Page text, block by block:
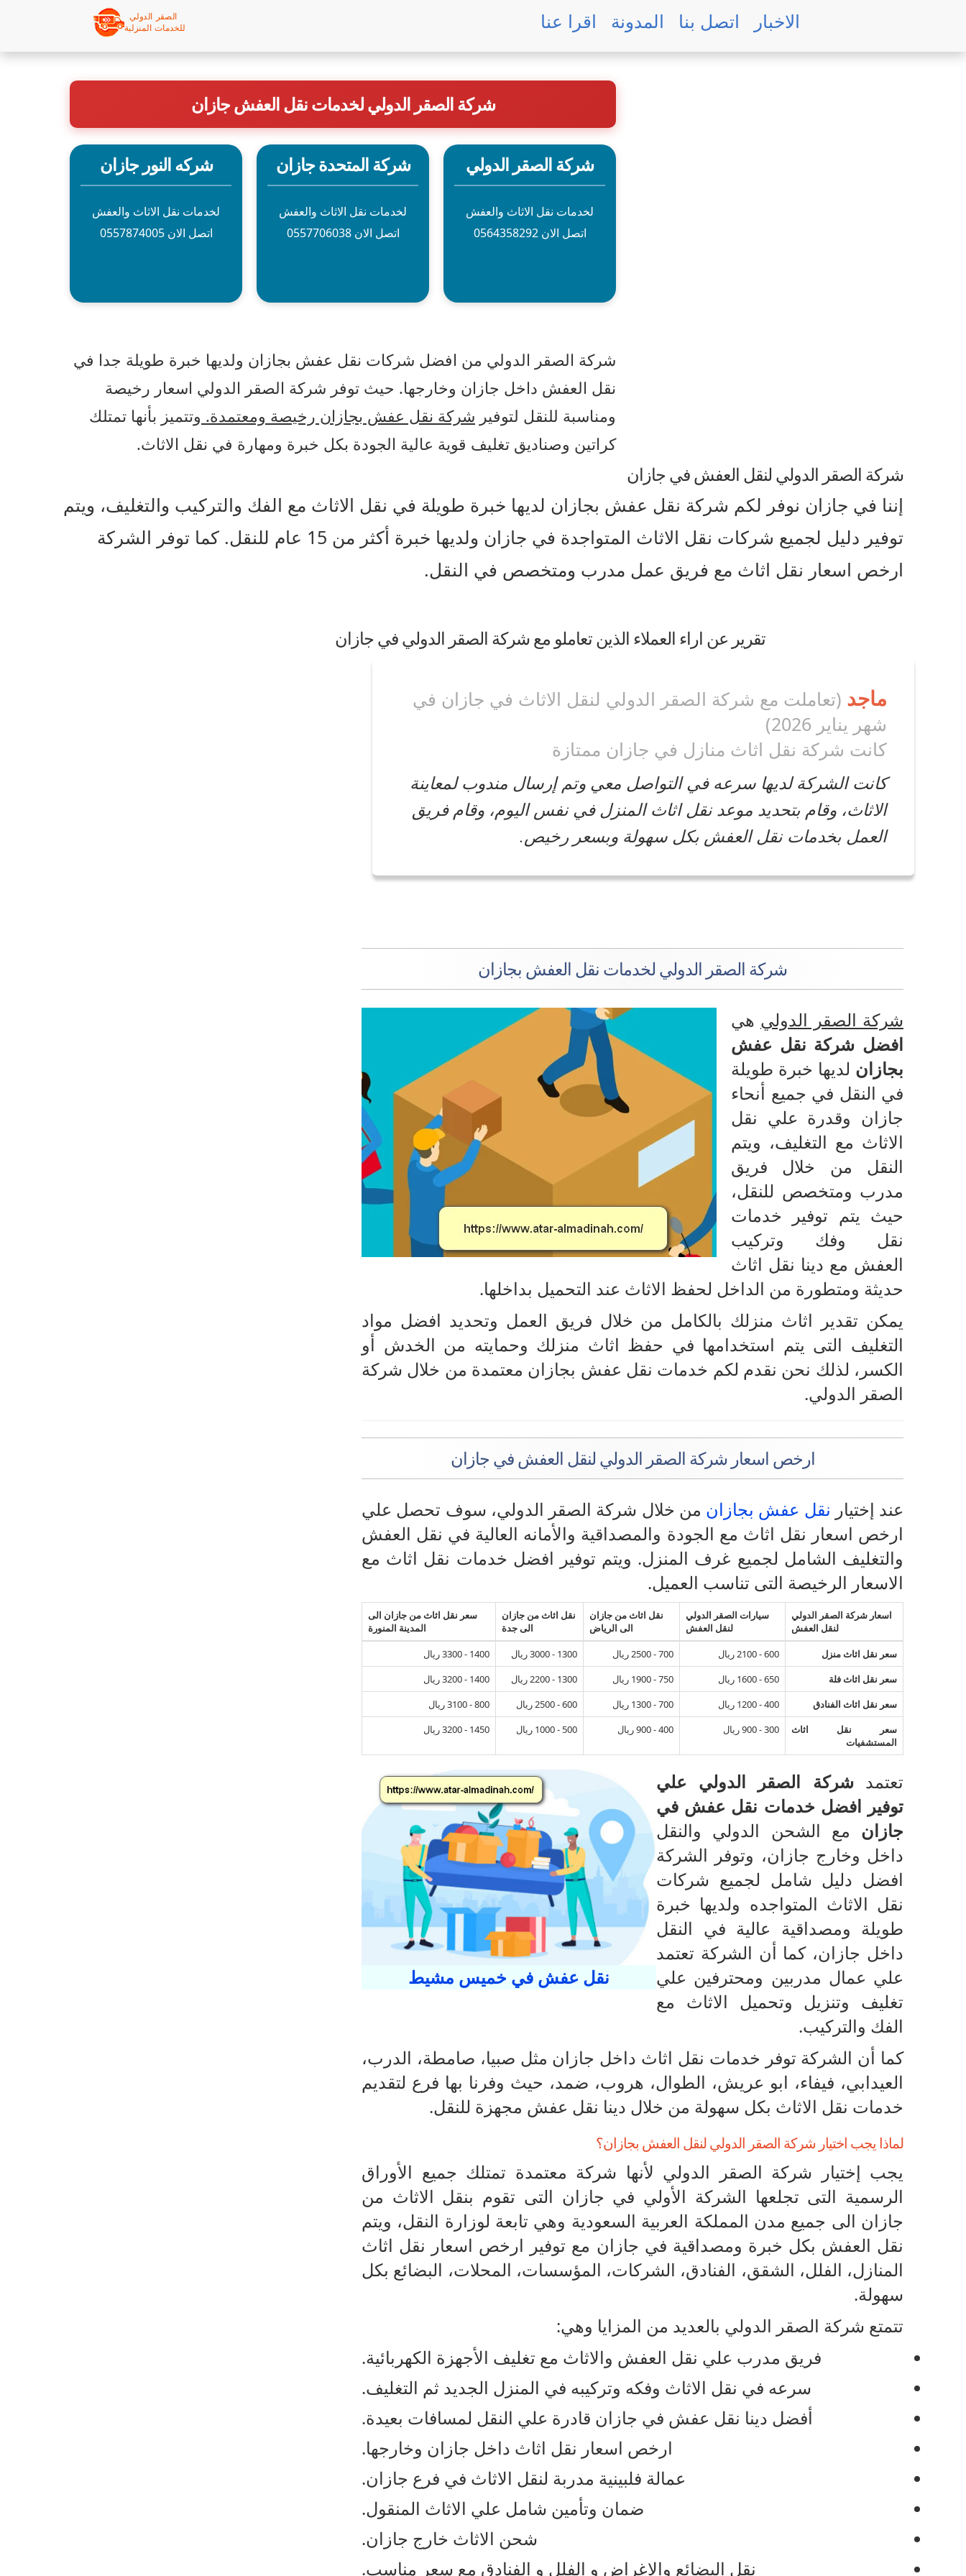
to
اقرا عنا المدونة اتصل بنا الاخبار
شركة الصقر الدولي لخدمات نقل العفش جازان
شركة الصقر الدولي
لخدمات نقل الاثاث والعفش
اتصل الان 0564358292
شركة المتحدة جازان
لخدمات نقل الاثاث والعفش
اتصل الان 0557706038
شركه النور جازان
لخدمات نقل الاثاث والعفش
اتصل الان 0557874005
شركة الصقر الدولي من افضل شركات نقل عفش بجازان ولديها خبرة طويلة جدا في
نقل العفش داخل جازان وخارجها. حيث توفر شركة الصقر الدولي اسعار رخيصة
ومناسبة للنقل لتوفير شركة نقل عفش بجازان رخيصة ومعتمدة. وتتميز بأنها تمتلك
كراتين وصناديق تغليف قوية عالية الجودة بكل خبرة ومهارة في نقل الاثاث.
شركة الصقر الدولي لنقل العفش في جازان
إننا في جازان نوفر لكم شركة نقل عفش بجازان لديها خبرة طويلة في نقل الاثاث مع الفك والتركيب والتغليف، ويتم
توفير دليل لجميع شركات نقل الاثاث المتواجدة في جازان ولديها خبرة أكثر من 15 عام للنقل. كما توفر الشركة
ارخص اسعار نقل اثاث مع فريق عمل مدرب ومتخصص في النقل.
تقرير عن اراء العملاء الذين تعاملو مع شركة الصقر الدولي في جازان
ماجد (تعاملت مع شركة الصقر الدولي لنقل الاثاث في جازان في
شهر يناير 2026)
كانت شركة نقل اثاث منازل في جازان ممتازة
كانت الشركة لديها سرعه في التواصل معي وتم إرسال مندوب لمعاينة
الاثاث، وقام بتحديد موعد نقل اثاث المنزل في نفس اليوم، وقام فريق
العمل بخدمات نقل العفش بكل سهولة وبسعر رخيص.
شركة الصقر الدولي لخدمات نقل العفش بجازان
شركة الصقر الدولي هي
افضل شركة نقل عفش
بجازان لديها خبرة طويلة
في النقل في جميع أنحاء
جازان وقدرة علي نقل
الاثاث مع التغليف، ويتم
النقل من خلال فريق
مدرب ومتخصص للنقل،
حيث يتم توفير خدمات
نقل وفك وتركيب
العفش مع دينا نقل اثاث
حديثة ومتطورة من الداخل لحفظ الاثاث عند التحميل بداخلها.
يمكن تقدير اثاث منزلك بالكامل من خلال فريق العمل وتحديد افضل مواد
التغليف التى يتم استخدامها في حفظ اثاث منزلك وحمايته من الخدش أو
الكسر، لذلك نحن نقدم لكم خدمات نقل عفش بجازان معتمدة من خلال شركة
الصقر الدولي.
ارخص اسعار شركة الصقر الدولي لنقل العفش في جازان
عند إختيار نقل عفش بجازان من خلال شركة الصقر الدولي، سوف تحصل علي
ارخص اسعار نقل اثاث مع الجودة والمصداقية والأمانه العالية في نقل العفش
والتغليف الشامل لجميع غرف المنزل. ويتم توفير افضل خدمات نقل اثاث مع
الاسعار الرخيصة التى تناسب العميل.
اسعار شركة الصقر الدولي
لنقل العفش
سيارات الصقر الدولي
لنقل العفش
نقل اثاث من جازان
الى الرياض
نقل اثاث من جازان
الى جدة
سعر نقل اثاث من جازان الى
المدينة المنورة
سعر نقل اثاث منزل
600 - 2100 ريال 700 - 2500 ريال 1300 - 3000 ريال
1400 - 3300 ريال
سعر نقل اثاث فلة
650 - 1600 ريال 750 - 1900 ريال 1300 - 2200 ريال
1400 - 3200 ريال
سعر نقل اثاث الفنادق
400 - 1200 ريال 700 - 1300 ريال 600 - 2500 ريال
800 - 3100 ريال
سعر نقل اثاث
المستشفيات
300 - 900 ريال 400 - 900 ريال 500 - 1000 ريال 1450 - 3200 ريال
نقل عفش في خميس مشيط
تعتمد شركة الصقر الدولي علي
توفير افضل خدمات نقل عفش في
جازان مع الشحن الدولي والنقل
داخل وخارج جازان، وتوفر الشركة
افضل دليل شامل لجميع شركات
نقل الاثاث المتواجده ولديها خبرة
طويلة ومصداقية عالية في النقل
داخل جازان، كما أن الشركة تعتمد
علي عمال مدربين ومحترفين علي
تغليف وتنزيل وتحميل الاثاث مع
الفك والتركيب.
كما أن الشركة توفر خدمات نقل اثاث داخل جازان مثل صبيا، صامطة، الدرب،
العيدابي، فيفاء، ابو عريش، الطوال، هروب، ضمد، حيث وفرنا بها فرع لتقديم
خدمات نقل الاثاث بكل سهولة من خلال دينا نقل عفش مجهزة للنقل.
لماذا يجب اختيار شركة الصقر الدولي لنقل العفش بجازان؟
يجب إختيار شركة الصقر الدولي لأنها شركة معتمدة تمتلك جميع الأوراق
الرسمية التى تجلعها الشركة الأولي في جازان التى تقوم بنقل الاثاث من
جازان الى جميع مدن المملكة العربية السعودية وهي تابعة لوزارة النقل، ويتم
نقل العفش بكل خبرة ومصداقية في جازان مع توفير ارخص اسعار نقل اثاث
المنازل، الفلل، الشقق، الفنادق، الشركات، المؤسسات، المحلات، البضائع بكل
سهولة.
تتمتع شركة الصقر الدولي بالعديد من المزايا وهي:
فريق مدرب علي نقل العفش والاثاث مع تغليف الأجهزة الكهربائية.
سرعه في نقل الاثاث وفكه وتركيبه في المنزل الجديد ثم التغليف.
أفضل دينا نقل عفش في جازان قادرة علي النقل لمسافات بعيدة.
ارخص اسعار نقل اثاث داخل جازان وخارجها.
عمالة فلبينية مدربة لنقل الاثاث في فرع جازان.
ضمان وتأمين شامل علي الاثاث المنقول.
شحن الاثاث خارج جازان.
نقل البضائع والاغراض و الفلل و الفنادق مع سعر مناسب.